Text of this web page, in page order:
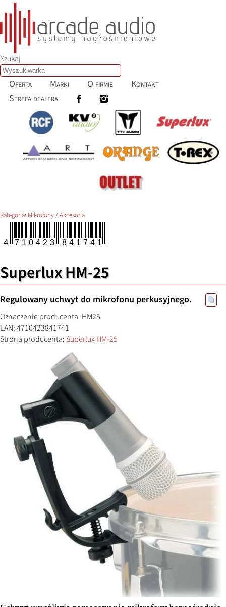
Szukaj
Oferta Marki O firmie
Kontakt
Strefa dealera
Kategoria: Mikrofony/Akcesoria
Superlux HM-25
Regulowany uchwyt do mikrofonu perkusyjnego.
Oznaczenie producenta: HM25
EAN: 4710423841741
Strona producenta: Superlux HM-25